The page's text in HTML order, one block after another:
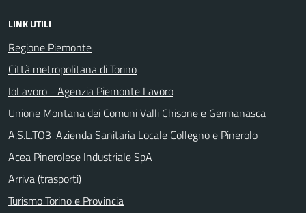
LINK UTILI
Regione Piemonte
Città metropolitana di Torino
IoLavoro - Agenzia Piemonte Lavoro
Unione Montana dei Comuni Valli Chisone e Germanasca
A.S.L.TO3-Azienda Sanitaria Locale Collegno e Pinerolo
Acea Pinerolese Industriale SpA
Arriva (trasporti)
Turismo Torino e Provincia